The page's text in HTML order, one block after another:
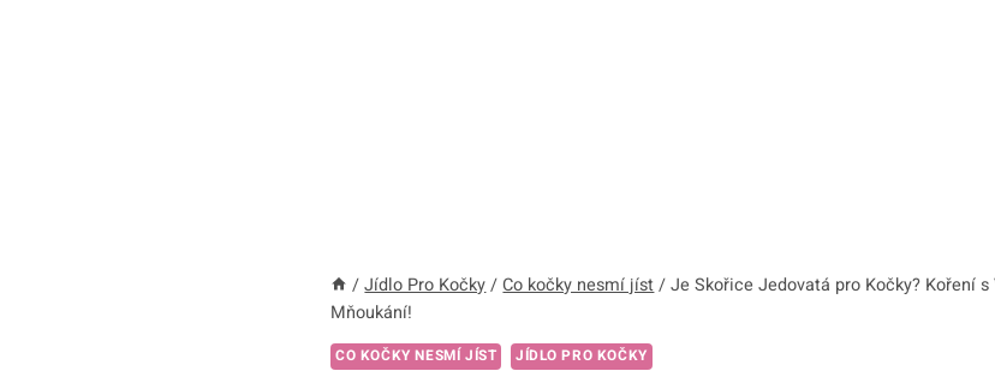
/ Jídlo Pro Kočky / Co kočky nesmí jíst / Je Skořice Jedovatá pro Kočky? Koření
Mňoukání!
CO KOČKY NESMÍ JÍST JÍDLO PRO KOČKY